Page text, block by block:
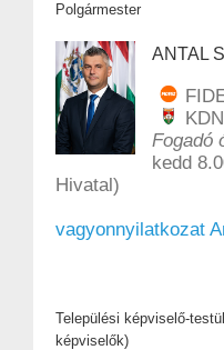
Polgármester
ANTAL
Fogadó
kedd
Hivatal)
vagyonnyilatkozat
Települési képviselő-
képviselők)